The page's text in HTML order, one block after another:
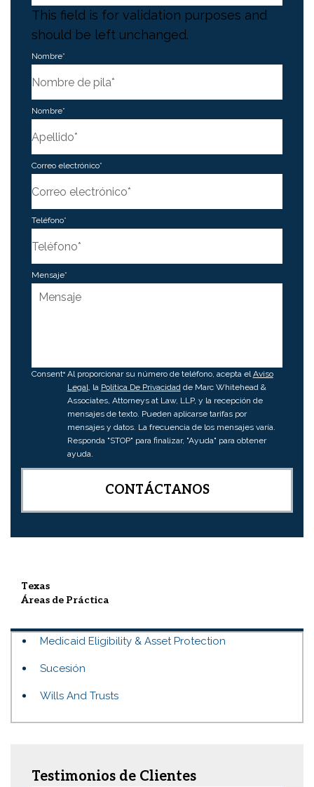
This field is for validation purposes and
should be left unchanged.
Nombre*
Nombre*
Correo electrónico*
Teléfono*
Mensaje*
Consent Al proporcionar su número de teléfono, acepta elAviso
Legal, la Política De Privacidadde Marc Whitehead &
Associates, Attorneys at Law, LLP, y la recepción de
mensajes de texto. Pueden aplicarse tarifas por
mensajes y datos. La frecuencia de los mensajes varía.
Responda "STOP" para finalizar, "Ayuda" para obtener
ayuda.
Texas
Áreas de Práctica
Medicaid Eligibility & Asset Protection
Sucesión
Wills And Trusts
Testimonios de Clientes